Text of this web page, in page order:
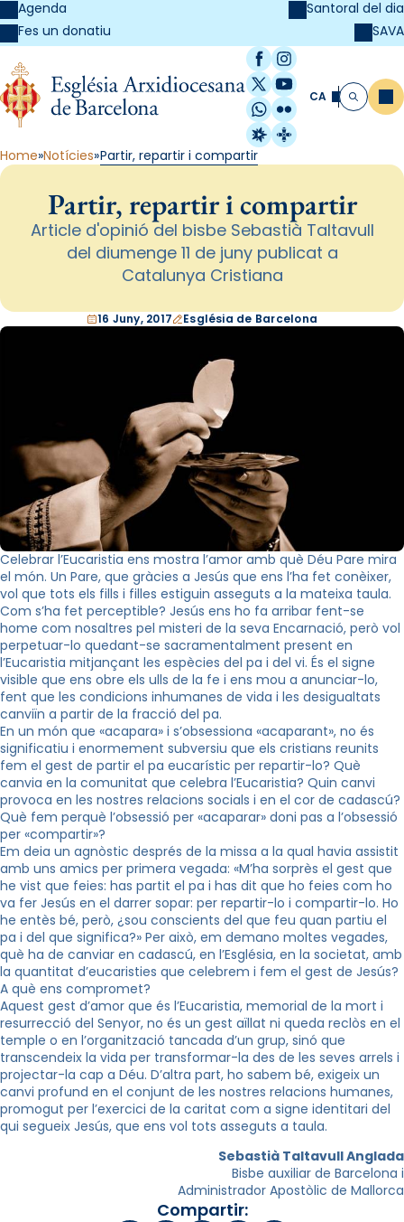
Agenda
Fes un donatiu
Santoral del dia
SAVA
Facebook
Instagram
X / Twitter
YouTube
WhatsApp
Flickr
Radio Estel
Catalunya
CA Cerca
Home Notícies Partir, repartir i compartir
Partir, repartir i compartir
Article d'opinió del bisbe Sebastià Taltavull
del diumenge 11 de juny publicat a
Catalunya Cristiana
16 Juny, 2017 Església de Barcelona
Celebrar l’Eucaristia ens mostra l’amor amb què Déu Pare mira
el món. Un Pare, que gràcies a Jesús que ens l’ha fet conèixer,
vol que tots els fills i filles estiguin asseguts a la mateixa taula.
Com s’ha fet perceptible? Jesús ens ho fa arribar fent-se
home com nosaltres pel misteri de la seva Encarnació, però vol
perpetuar-lo quedant-se sacramentalment present en
l’Eucaristia mitjançant les espècies del pa i del vi. És el signe
visible que ens obre els ulls de la fe i ens mou a anunciar-lo,
fent que les condicions inhumanes de vida i les desigualtats
canviïn a partir de la fracció del pa.
En un món que «acapara» i s’obsessiona «acaparant», no és
significatiu i enormement subversiu que els cristians reunits
fem el gest de partir el pa eucarístic per repartir-lo? Què
canvia en la comunitat que celebra l’Eucaristia? Quin canvi
provoca en les nostres relacions socials i en el cor de cadascú?
Què fem perquè l’obsessió per «acaparar» doni pas a l’obsessió
per «compartir»?
Em deia un agnòstic després de la missa a la qual havia assistit
amb uns amics per primera vegada: «M’ha sorprès el gest que
he vist que feies: has partit el pa i has dit que ho feies com ho
va fer Jesús en el darrer sopar: per repartir-lo i compartir-lo. Ho
he entès bé, però, ¿sou conscients del que feu quan partiu el
pa i del que significa?» Per això, em demano moltes vegades,
què ha de canviar en cadascú, en l’Església, en la societat, amb
la quantitat d’eucaristies que celebrem i fem el gest de Jesús?
A què ens compromet?
Aquest gest d’amor que és l’Eucaristia, memorial de la mort i
resurrecció del Senyor, no és un gest aïllat ni queda reclòs en el
temple o en l’organització tancada d’un grup, sinó que
transcendeix la vida per transformar-la des de les seves arrels i
projectar-la cap a Déu. D’altra part, ho sabem bé, exigeix un
canvi profund en el conjunt de les nostres relacions humanes,
promogut per l’exercici de la caritat com a signe identitari del
qui segueix Jesús, que ens vol tots asseguts a taula.
Sebastià Taltavull Anglada
Bisbe auxiliar de Barcelona i
Administrador Apostòlic de Mallorca
Compartir: